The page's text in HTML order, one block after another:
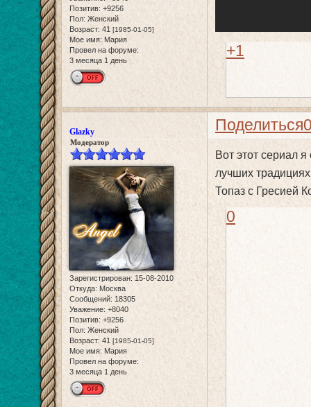
Позитив: +9256
Пол: Женский
Возраст: 41 [1985-01-05]
Мое имя: Мария
Провел на форуме:
3 месяца 1 день
+1
Поделиться
Glazky
Модератор
Зарегистрирован: 15-08-2010
Откуда: Москва
Сообщений: 18305
Уважение: +8040
Позитив: +9256
Пол: Женский
Возраст: 41 [1985-01-05]
Мое имя: Мария
Провел на форуме:
3 месяца 1 день
Вот этот сериал
лучших
Топаз с Гресией
0